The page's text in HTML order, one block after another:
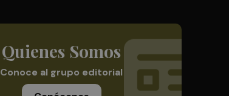
Quienes Somos
Conoce al grupo editorial